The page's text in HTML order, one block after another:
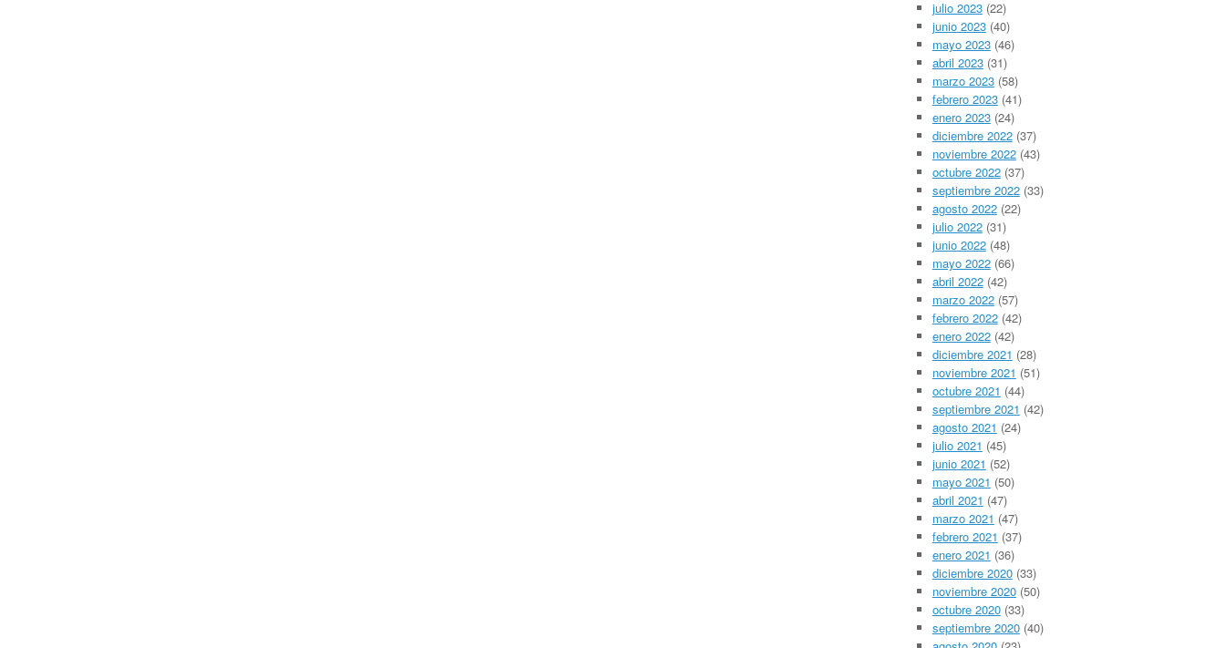
julio 2023(22)
junio 2023(40)
mayo 2023(46)
abril 2023(31)
marzo 2023(58)
febrero 2023(41)
enero 2023(24)
diciembre 2022(37)
noviembre 2022(43)
octubre 2022(37)
septiembre 2022(33)
agosto 2022(22)
julio 2022(31)
junio 2022(48)
mayo 2022(66)
abril 2022(42)
marzo 2022(57)
febrero 2022(42)
enero 2022(42)
diciembre 2021 (28)
noviembre 2021 (51)
octubre 2021 (44)
septiembre 2021 (42)
agosto 2021 (24)
julio 2021 (45)
junio 2021 (52)
mayo 2021 (50)
abril 2021 (47)
marzo 2021 (47)
febrero 2021 (37)
enero 2021 (36)
diciembre 2020(33)
noviembre 2020(50)
octubre 2020(33)
septiembre 2020(40)